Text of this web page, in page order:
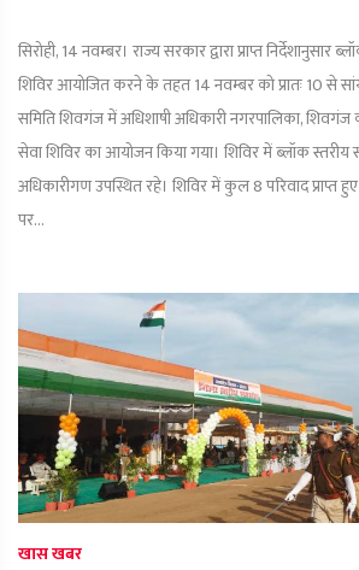
सिरोही, 14 नवम्बर। राज्य सरकार द्वारा प्राप्त
शिविर आयोजित करने के तहत 14 नवम्बर को प्रातः 10 से
समिति शिवगंज में अधिशाषी अधिकारी नगरपालिका,
सेवा शिविर का आयोजन किया गया। शिविर में ब्लॉक स्तरीय
अधिकारीगण उपस्थित रहे। शिविर में कुल 8 परिवाद प्राप्त
पर...
खास खबर